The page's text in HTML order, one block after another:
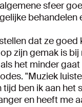
sfeer
dat ze
zijn gemak is
het minder
"Muziek
ben ik aan
en heeft me